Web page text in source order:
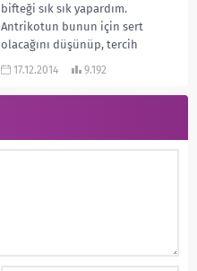
bifteği sık sık yapardım.
Antrikotun bunun için sert
olacağını düşünüp, tercih
etmezdim. Fakat oldukça lezzetli
17.12.2014 9.192